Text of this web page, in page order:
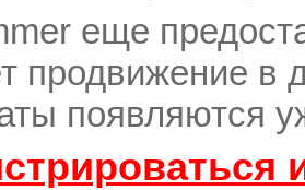
еще
продвижение в
появляются